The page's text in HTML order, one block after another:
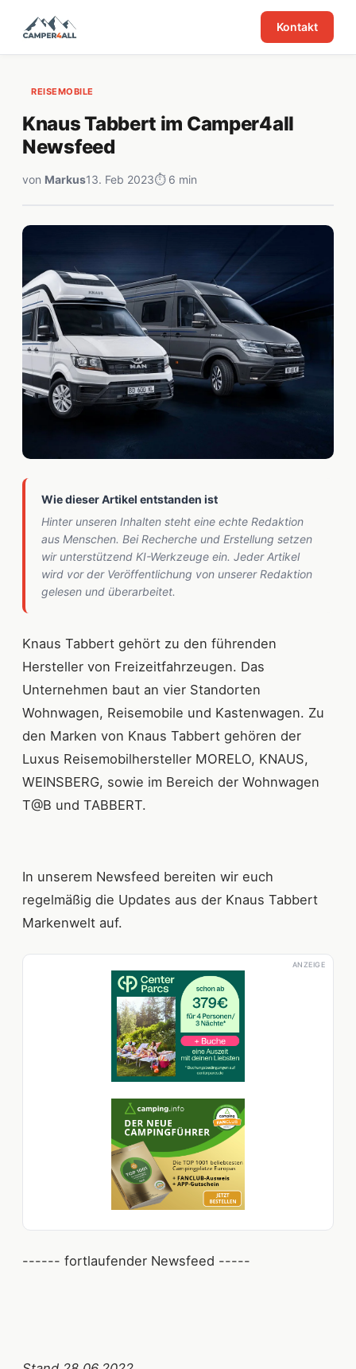
Kontakt
REISEMOBILE
Knaus Tabbert im Camper4all
Newsfeed
von Markus13. Feb 2023⏱ 6 min
Wie dieser Artikel entstanden ist
Hinter unseren Inhalten steht eine echte Redaktion
aus Menschen. Bei Recherche und Erstellung setzen
wir unterstützend KI-Werkzeuge ein. Jeder Artikel
wird vor der Veröffentlichung von unserer Redaktion
gelesen und überarbeitet.
Knaus Tabbert gehört zu den führenden
Hersteller von Freizeitfahrzeugen. Das
Unternehmen baut an vier Standorten
Wohnwagen, Reisemobile und Kastenwagen. Zu
den Marken von Knaus Tabbert gehören der
Luxus Reisemobilhersteller MORELO, KNAUS,
WEINSBERG, sowie im Bereich der Wohnwagen
T@B und TABBERT.
In unserem Newsfeed bereiten wir euch
regelmäßig die Updates aus der Knaus Tabbert
Markenwelt auf.
ANZEIGE
------ fortlaufender Newsfeed -----